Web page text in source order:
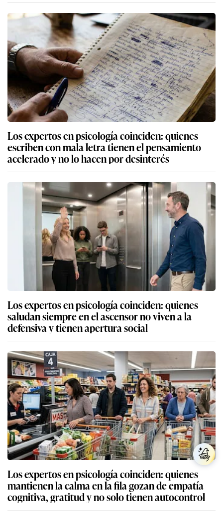
Los expertos en psicología coinciden: quienes
escriben con mala letra tienen el pensamiento
acelerado y no lo hacen por desinterés
Los expertos en psicología coinciden: quienes
saludan siempre en el ascensor no viven a la
defensiva y tienen apertura social
Los expertos en psicología coinciden: quienes
mantienen la calma en la fila gozan de empatía
cognitiva, gratitud y no solo tienen autocontrol